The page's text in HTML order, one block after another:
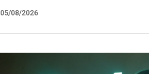
05/08/2026